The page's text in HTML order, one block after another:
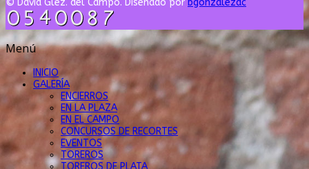
© David Glez. del Campo. Diseñado por bgonzalezdc
Menú
INICIO
GALERÍA
ENCIERROS
EN LA PLAZA
EN EL CAMPO
CONCURSOS DE RECORTES
EVENTOS
TOREROS